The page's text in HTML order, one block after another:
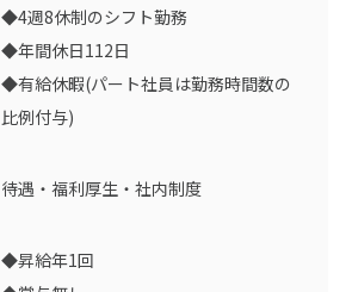
◆4週8休制のシフト勤務
◆年間休日112日
◆有給休暇(パート社員は勤務時間数の
比例付与)
待遇・福利厚生・社内制度
◆昇給年1回